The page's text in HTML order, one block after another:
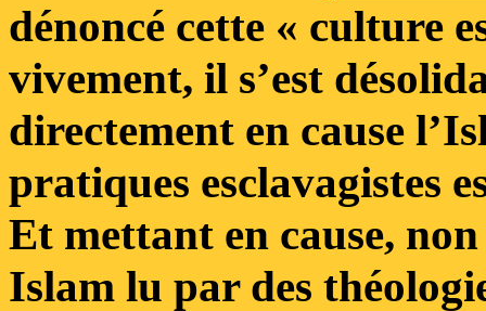
dénoncé cette « culture
vivement, il s’est
directement en cause
pratiques esclavagistes
Et mettant en cause,
Islam lu par des